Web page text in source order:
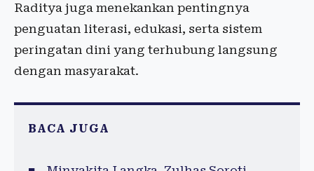
Raditya juga menekankan pentingnya
penguatan literasi, edukasi, serta sistem
peringatan dini yang terhubung langsung
dengan masyarakat.
BACA JUGA